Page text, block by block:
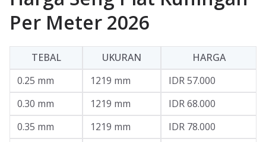
Per Meter 2026
TEBAL UKURAN
HARGA
0.25 mm
1219 mm
IDR 57.000
0.30 mm
1219 mm
IDR 68.000
0.35 mm
1219 mm
IDR 78.000